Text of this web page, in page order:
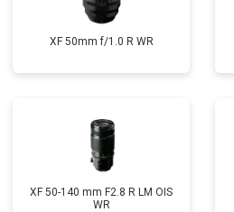
XF 50mm f/1.0 R WR
XF 50-140 mm F2.8 R LM OIS
WR